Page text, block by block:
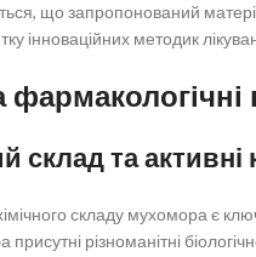
що запропонований
інноваційних методик
склад та
складу мухомора є
присутні різноманітні